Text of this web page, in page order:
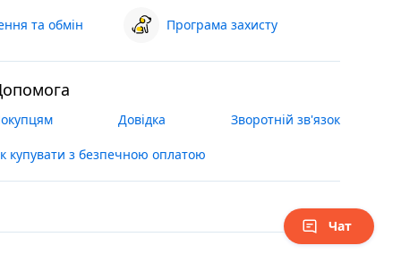
та обмін Програма захисту
Довідка Зворотній зв'язок
купувати з безпечною оплатою
Чат